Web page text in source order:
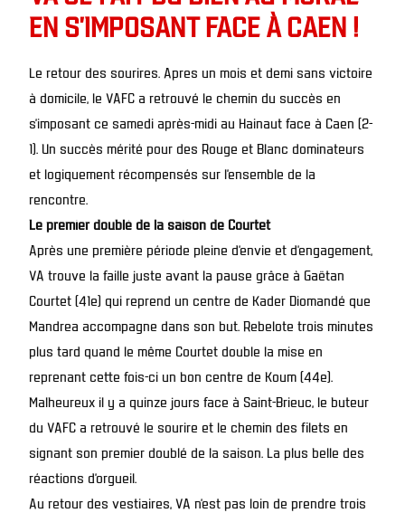
EN S'IMPOSANT FACE À CAEN !
Le retour des sourires. Apres un mois et demi sans victoire
à domicile, le VAFC a retrouvé le chemin du succès en
s’imposant ce samedi après-midi au Hainaut face à Caen (2-
1). Un succès mérité pour des Rouge et Blanc dominateurs
et logiquement récompensés sur l’ensemble de la
rencontre.
Le premier doublé de la saison de Courtet
Après une première période pleine d’envie et d’engagement,
VA trouve la faille juste avant la pause grâce à Gaëtan
Courtet (41e) qui reprend un centre de Kader Diomandé que
Mandrea accompagne dans son but. Rebelote trois minutes
plus tard quand le même Courtet double la mise en
reprenant cette fois-ci un bon centre de Koum (44e).
Malheureux il y a quinze jours face à Saint-Brieuc, le buteur
du VAFC a retrouvé le sourire et le chemin des filets en
signant son premier doublé de la saison. La plus belle des
réactions d’orgueil.
Au retour des vestiaires, VA n’est pas loin de prendre trois